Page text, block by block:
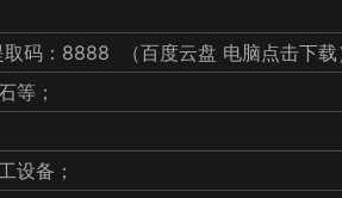
取码：8888 （百度云盘 电脑点击下载
等；
设备；